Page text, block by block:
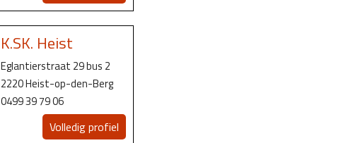
K.SK. Heist
Eglantierstraat 29 bus 2
2220 Heist-op-den-Berg
0499 39 79 06
Volledig profiel